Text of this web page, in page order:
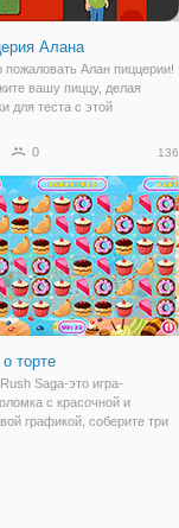
Алана
пожаловать Алан пиццерии!
вашу пиццу, делая
для теста с этой
вашего клиента, работать
идеальную пиццу. Но
внимательны,
0 136
торте
Saga-это игра-
с красочной и
графикой, соберите три